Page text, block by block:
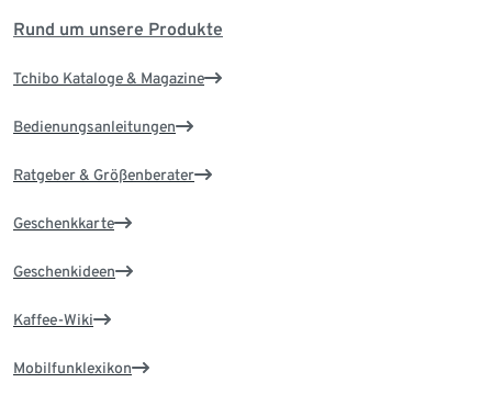
Rund um unsere Produkte
Tchibo Kataloge & Magazine
Bedienungsanleitungen
Ratgeber & Größenberater
Geschenkkarte
Geschenkideen
Kaffee-Wiki
Mobilfunklexikon